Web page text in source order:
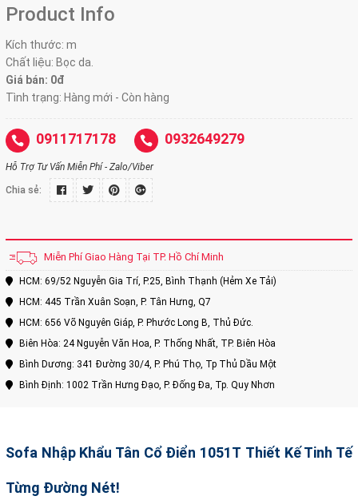
Product Info
Kích thước: m
Chất liệu: Bọc da.
Giá bán: 0đ
Tình trạng: Hàng mới - Còn hàng
0911717178 0932649279
Hỗ Trợ Tư Vấn Miễn Phí - Zalo/Viber
Chia sẻ:
Miễn Phí Giao Hàng Tại TP. Hồ Chí Minh
HCM: 69/52 Nguyễn Gia Trí, P.25, Bình Thạnh (Hẻm Xe Tải)
HCM: 445 Trần Xuân Soạn, P. Tân Hưng, Q7
HCM: 656 Võ Nguyên Giáp, P. Phước Long B, Thủ Đức.
Biên Hòa: 24 Nguyễn Văn Hoa, P. Thống Nhất, TP. Biên Hòa
Bình Dương: 341 Đường 30/4, P. Phú Thọ, Tp Thủ Dầu Một
Bình Định: 1002 Trần Hưng Đạo, P. Đống Đa, Tp. Quy Nhơn
Sofa Nhập Khẩu Tân Cổ Điển 1051T Thiết Kế Tinh Tế
Từng Đường Nét!